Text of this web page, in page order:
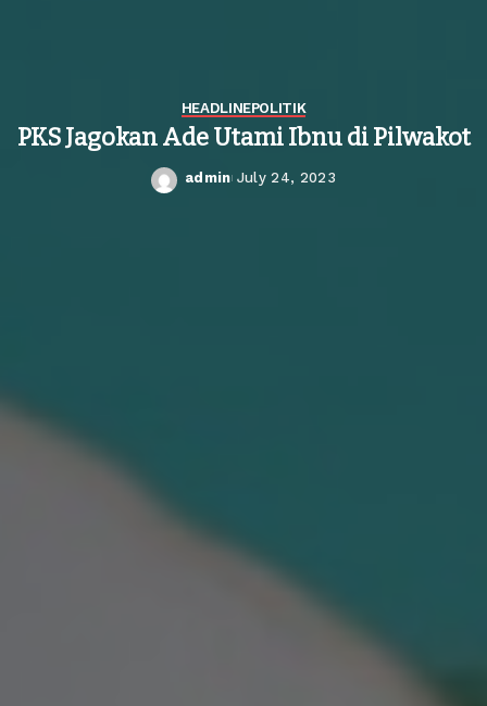
HEADLINEPOLITIK
PKS Jagokan Ade Utami Ibnu di Pilwakot
Posted
admin July 24, 2023